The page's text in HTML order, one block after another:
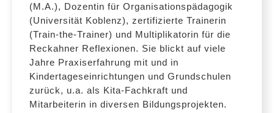
(M.A.), Dozentin für Organisationspädagogik
(Universität Koblenz), zertifizierte Trainerin
(Train-the-Trainer) und Multiplikatorin für die
Reckahner Reflexionen. Sie blickt auf viele
Jahre Praxiserfahrung mit und in
Kindertageseinrichtungen und Grundschulen
zurück, u.a. als Kita-Fachkraft und
Mitarbeiterin in diversen Bildungsprojekten.